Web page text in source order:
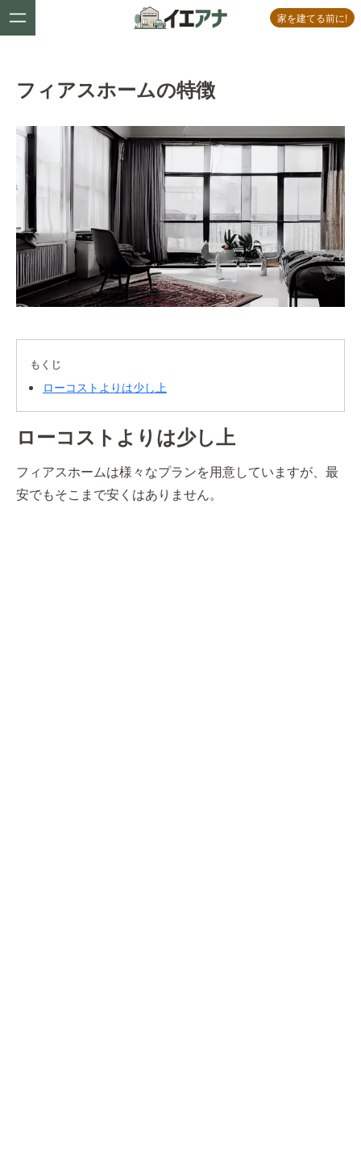
家を建てる前に!
フィアスホームの特徴
もくじ
ローコストよりは少し上
ローコストよりは少し上
フィアスホームは様々なプランを用意していますが、最
安でもそこまで安くはありません。